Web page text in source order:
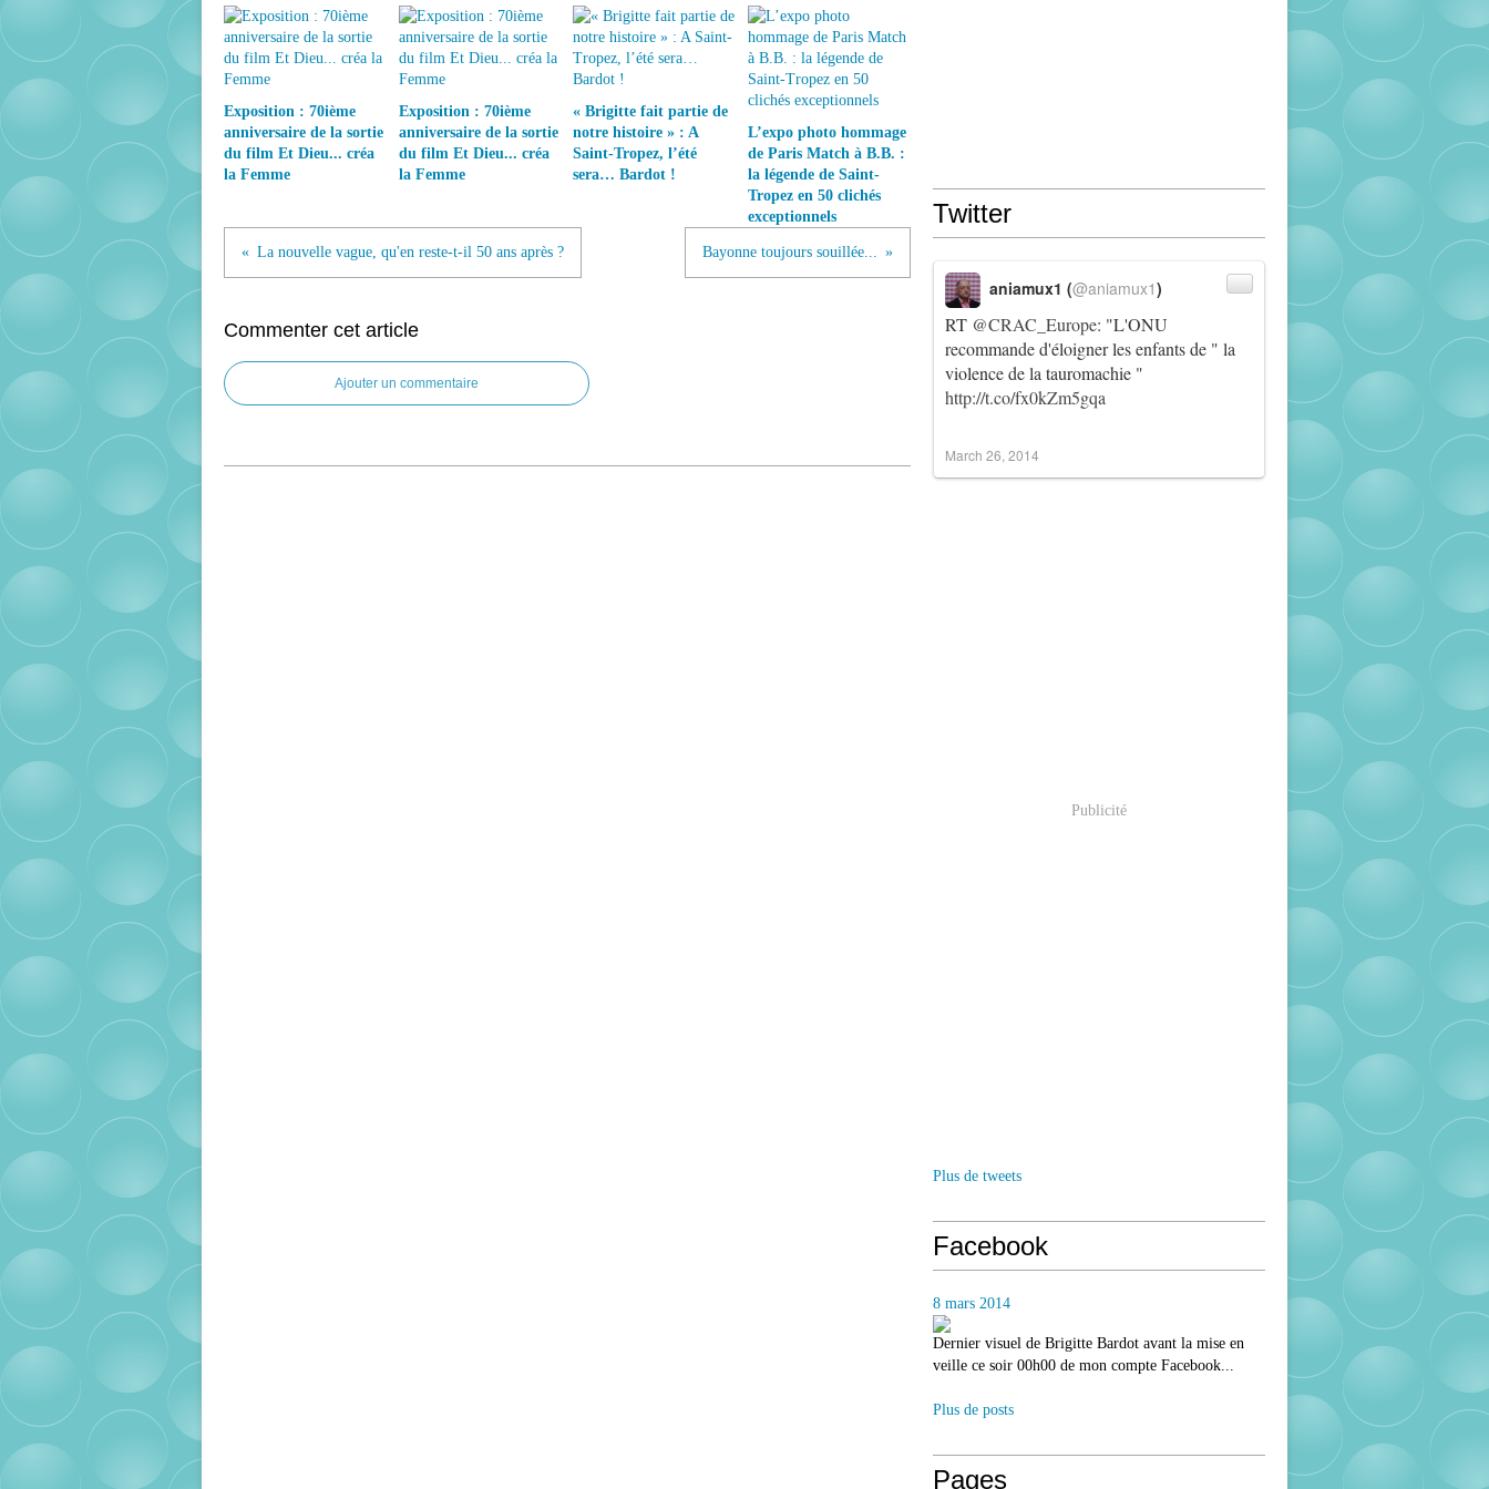
Exposition : 70ième
anniversaire de la sortie
du film Et Dieu... créa
la Femme
Exposition : 70ième
anniversaire de la sortie
du film Et Dieu... créa
la Femme
« Brigitte fait partie de
notre histoire » : A
Saint-Tropez, l’été
sera… Bardot !
L’expo photo hommage
de Paris Match à B.B. :
la légende de Saint-
Tropez en 50 clichés
exceptionnels
La nouvelle vague, qu'en reste-t-il 50 ans après ? Bayonne toujours souillée...
Commenter cet article
Ajouter un commentaire
Twitter
RT @CRAC_Europe: "L'ONU
recommande d'éloigner les enfants de " la
violence de la tauromachie "
http://t.co/fx0kZm5gqa
aniamux1 (@aniamux1)
March 26, 2014
Publicité
Plus de tweets
Facebook
8 mars 2014
Dernier visuel de Brigitte Bardot avant la mise en
veille ce soir 00h00 de mon compte Facebook...
Plus de posts
Pages